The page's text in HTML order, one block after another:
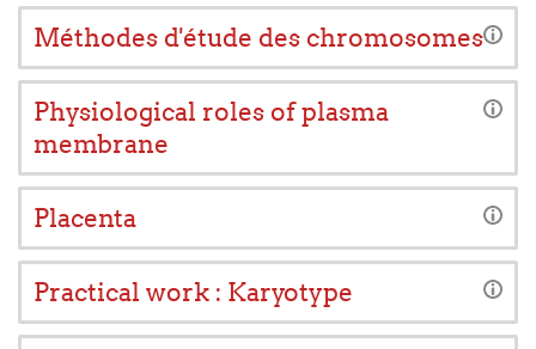
Méthodes d'étude des chromosomes
Physiological roles of plasma
membrane
Placenta
Practical work : Karyotype